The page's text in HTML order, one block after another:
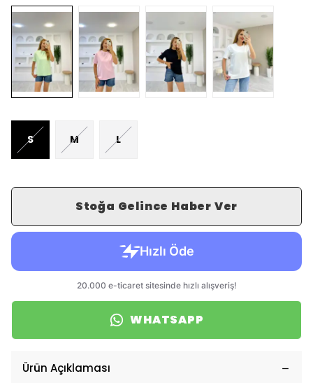
S M L
Stoğa Gelince Haber Ver
WHATSAPP
Ürün Açıklaması